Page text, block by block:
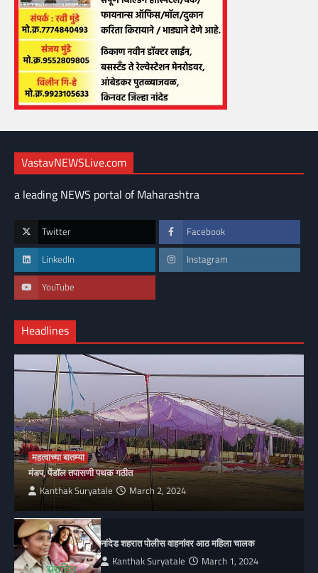
VastavNEWSLive.com
a leading NEWS portal of Maharashtra
Twitter Facebook
LinkedIn Instagram
YouTube
Headlines
महत्वाच्या बातम्या
मंडप, पेंडॉल तपासणी पथक गठीत
Kanthak Suryatale March 2, 2024
नांदेड शहरात पोलीस वाहनांवर आठ महिला चालक
Kanthak Suryatale March 1, 2024